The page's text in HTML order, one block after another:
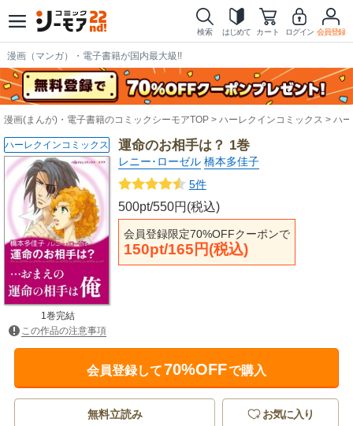
検索 はじめて カート ログイン 会員登録
漫画（マンガ）・電子書籍が国内最大級!!
漫画(まんが)・電子書籍のコミックシーモアTOP ハーレクインコミックス ハ
運命のお相手は？ 1巻
レニー･ローゼル 橋本多佳子
5件
500pt/550円(税込)
会員登録限定70%OFFクーポンで
150pt/165円(税込)
ハーレクインコミックス
1巻完結
この作品の注意事項
会員登録して70%OFFで購入
無料立読み お気に入り